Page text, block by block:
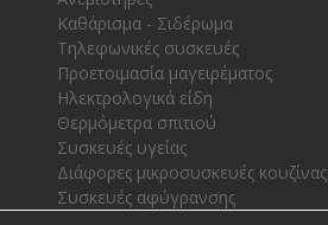
Καθάρισμα - Σιδέρωμα
Τηλεφωνικές συσκευές
Προετοιμασία μαγειρέματος
Ηλεκτρολογικά είδη
Θερμόμετρα σπιτιού
Συσκευές υγείας
Διάφορες μικροσυσκευές κουζίνας
Συσκευές αφύγρανσης